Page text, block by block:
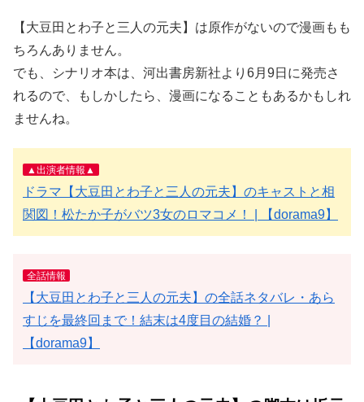
【大豆田とわ子と三人の元夫】は原作がないので漫画もも
ちろんありません。
でも、シナリオ本は、河出書房新社より6月9日に発売さ
れるので、もしかしたら、漫画になることもあるかもしれ
ませんね。
▲出演者情報▲
ドラマ【大豆田とわ子と三人の元夫】のキャストと相
関図！松たか子がバツ3女のロマコメ！ | 【dorama9】
全話情報
【大豆田とわ子と三人の元夫】の全話ネタバレ・あら
すじを最終回まで！結末は4度目の結婚？ |
【dorama9】